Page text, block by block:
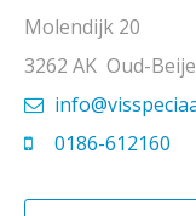
Molendijk 20
3262 AK Oud-
0186-612160